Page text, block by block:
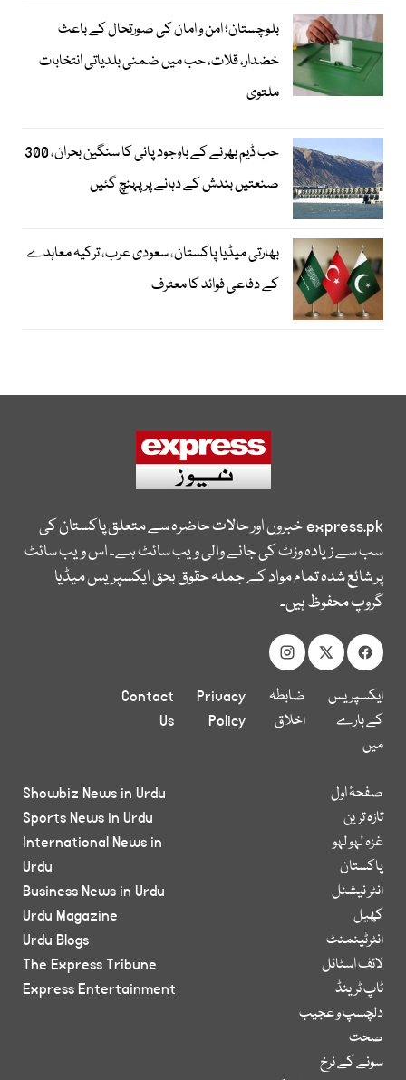
بلوچستان؛ امن و امان کی صورتحال کے باعث
خضدار، قلات، حب میں ضمنی بلدیاتی انتخابات
ملتوی
حب ڈیم بھرنے کے باوجود پانی کا سنگین بحران، 300
صنعتیں بندش کے دہانے پر پہنچ گئیں
بھارتی میڈیا پاکستان، سعودی عرب، ترکیہ معاہدے
کے دفاعی فوائد کا معترف
express.pkخبروں اور حالات حاضرہ سے متعلق پاکستان کی
سب سے زیادہ وزٹ کی جانے والی ویب سائٹ ہے۔ اس ویب سائٹ
پر شائع شدہ تمام مواد کے جملہ حقوق بحق ایکسپریس میڈیا
گروپ محفوظ ہیں۔
ایکسپریس
کے بارے
میں
ضابطہ
اخلاق
Privacy
Policy
Contact
Us
صفحۂ اول
تازہ ترین
غزہ لہو لہو
پاکستان
انٹر نیشنل
کھیل
انٹرٹینمنٹ
لائف اسٹائل
ٹاپ ٹرینڈ
دلچسپ و عجیب
صحت
سونے کے نرخ
Showbiz News in Urdu
Sports News in Urdu
International News in
Urdu
Business News in Urdu
Urdu Magazine
Urdu Blogs
The Express Tribune
Express Entertainment